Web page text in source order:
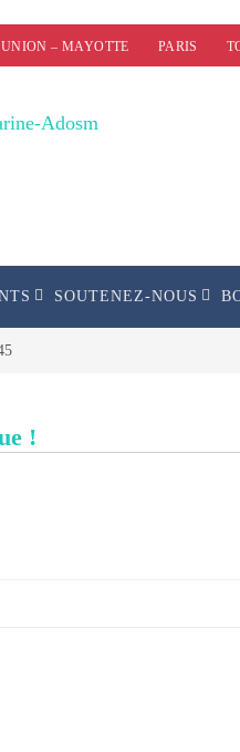
– MAYOTTE PARIS
SOUTENEZ-NOUS
!